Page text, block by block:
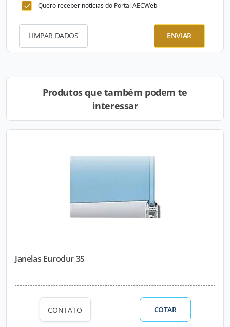
Quero receber notícias do Portal AECWeb
LIMPAR DADOS ENVIAR
Produtos que também podem te
interessar
Janelas Eurodur 3S
CONTATO COTAR